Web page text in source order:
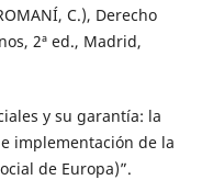
C.), Derecho
2ª ed., Madrid,
y su garantía: la
implementación de la
de Europa)”.